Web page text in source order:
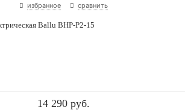
избранное сравнить
Ballu BHP-P2-15
14 290 руб.